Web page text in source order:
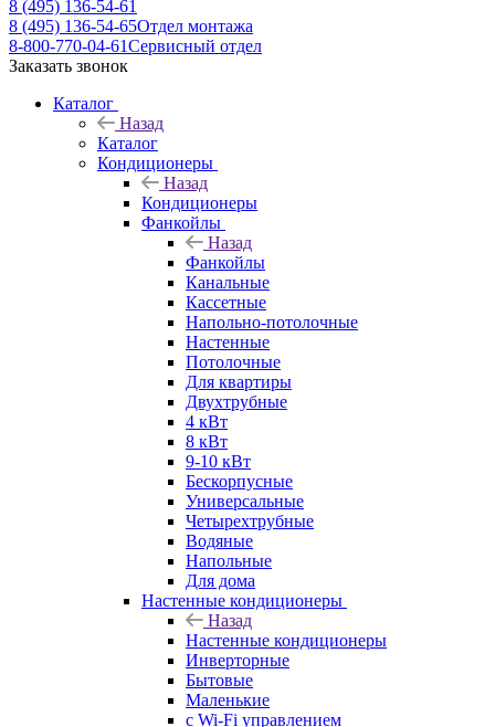
8 (495) 136-54-61
8 (495) 136-54-65Отдел монтажа
8-800-770-04-61Сервисный отдел
Заказать звонок
Каталог
Назад
Каталог
Кондиционеры
Назад
Кондиционеры
Фанкойлы
Назад
Фанкойлы
Канальные
Кассетные
Напольно-потолочные
Настенные
Потолочные
Для квартиры
Двухтрубные
4 кВт
8 кВт
9-10 кВт
Бескорпусные
Универсальные
Четырехтрубные
Водяные
Напольные
Для дома
Настенные кондиционеры
Назад
Настенные кондиционеры
Инверторные
Бытовые
Маленькие
с Wi-Fi управлением